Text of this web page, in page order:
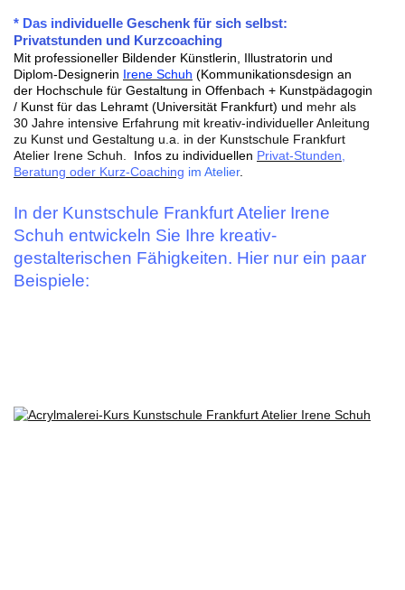
* Das individuelle Geschenk für sich selbst:
Privatstunden und Kurzcoaching
Mit professioneller Bildender Künstlerin, Illustratorin und
Diplom-Designerin Irene Schuh (Kommunikationsdesign an
der Hochschule für Gestaltung in Offenbach + Kunstpädagogin
/ Kunst für das Lehramt (Universität Frankfurt) und mehr als
30 Jahre intensive Erfahrung mit kreativ-individueller Anleitung
zu Kunst und Gestaltung u.a. in der Kunstschule Frankfurt
Atelier Irene Schuh. Infos zu individuellen Privat-Stunden,
Beratung oder Kurz-Coaching im Atelier.
In der Kunstschule Frankfurt Atelier Irene
Schuh entwickeln Sie Ihre kreativ-
gestalterischen Fähigkeiten. Hier nur ein paar
Beispiele: